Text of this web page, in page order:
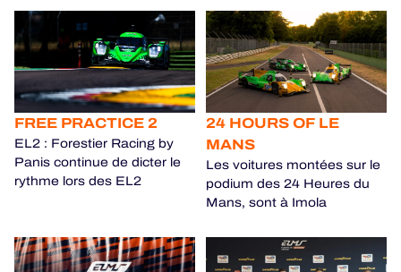
FREE PRACTICE 2
EL2 : Forestier Racing by
Panis continue de dicter le
rythme lors des EL2
24 HOURS OF LE
MANS
Les voitures montées sur le
podium des 24 Heures du
Mans, sont à Imola